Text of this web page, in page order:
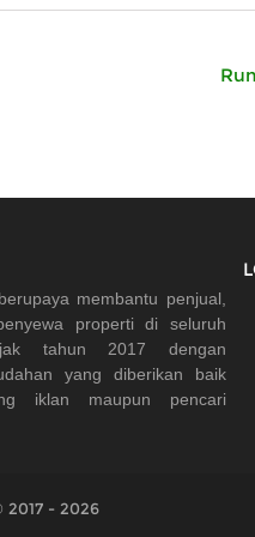
berupaya membantu penjual,
properti di seluruh
tahun 2017 dengan
yang diberikan baik
iklan maupun pencari
2017 - 2026